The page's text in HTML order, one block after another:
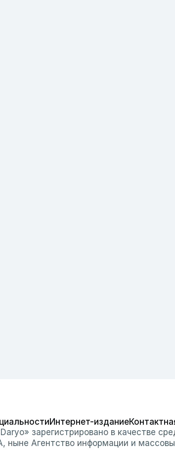
Интернет-издание
зарегистрировано в качестве
ныне Агентство информации и